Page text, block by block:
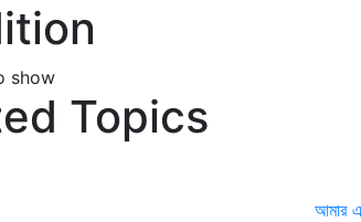
show
Topics
আমার